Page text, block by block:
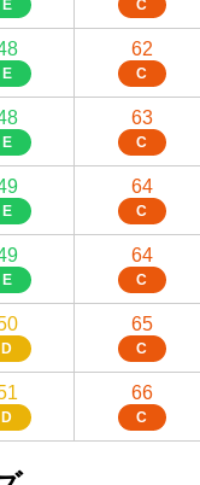
E C
E
62
C
E
63
C
E
64
C
E
64
C
D
65
C
D
66
C